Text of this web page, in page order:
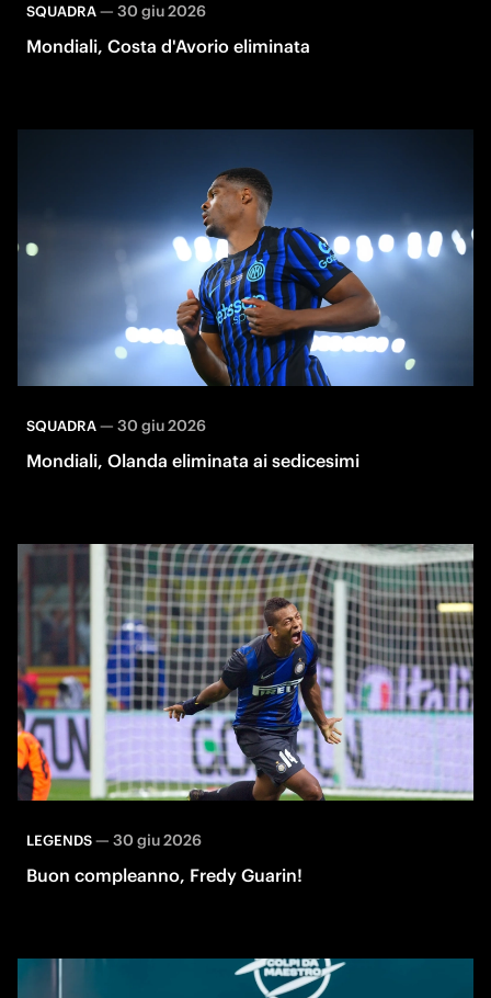
SQUADRA— 30 giu 2026
Mondiali, Costa d'Avorio eliminata
SQUADRA— 30 giu 2026
Mondiali, Olanda eliminata ai sedicesimi
LEGENDS— 30 giu 2026
Buon compleanno, Fredy Guarin!